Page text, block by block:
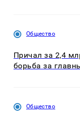
Общество
Причал за 2,4
борьба за
Общество